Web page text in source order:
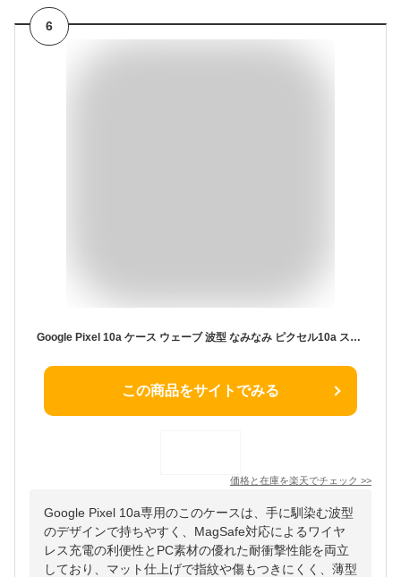
6
Google Pixel 10a ケース ウェーブ 波型 なみなみ ピクセル10a スマホケース MagSafe対応 マグネット搭載 ワイヤレス充電対応 薄型 軽量 マット仕上げ 滑り止め グリップ 持ちやすい 耐衝撃 PC素材 指紋防止 傷防止 レンズ保護 カメラ保護 シンプル
この商品をサイトでみる
価格と在庫を楽天でチェック >>
Google Pixel 10a専用のこのケースは、手に馴染む波型
のデザインで持ちやすく、MagSafe対応によるワイヤ
レス充電の利便性とPC素材の優れた耐衝撃性能を両立
しており、マット仕上げで指紋や傷もつきにくく、薄型